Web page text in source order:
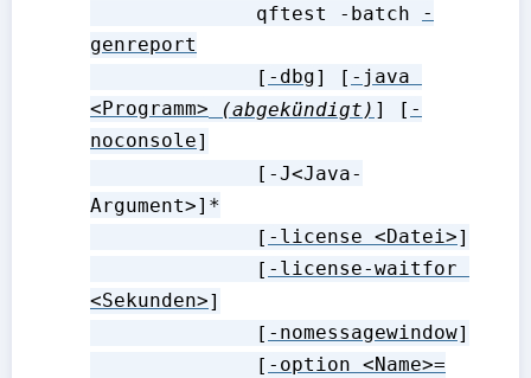
              qftest -batch
-
genreport
              [
-dbg] [ -java
<Programm>
(abgekündigt) ] [ -
noconsole]
Argument>]*
              [
-license <Datei>]
              [
-license-waitfor
<Sekunden>]
              [
-nomessagewindow]
              [
-option <Name>=